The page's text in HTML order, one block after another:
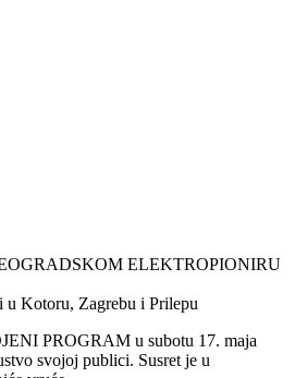
ELEKTROPIONIRU
u Kotoru, Zagrebu i Prilepu
PROGRAM u subotu 17. maja
svojoj publici. Susret je u